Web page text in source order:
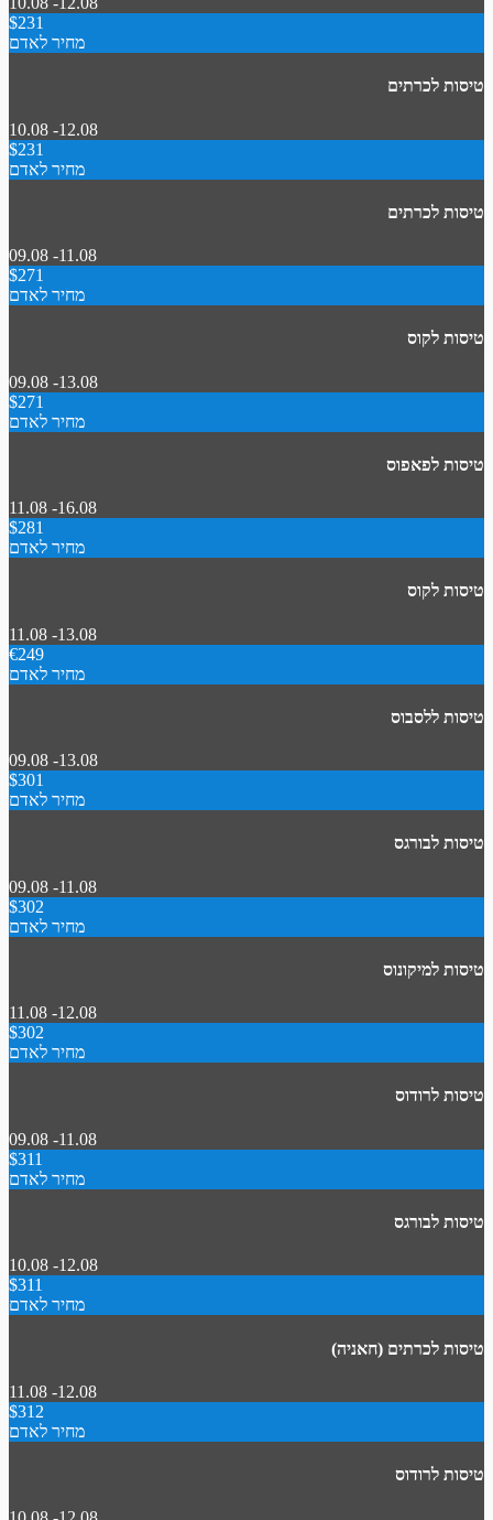
$231
מחיר לאדם
טיסות לכרתים
10.08 -12.08
$231
מחיר לאדם
טיסות לכרתים
09.08 -11.08
$271
מחיר לאדם
טיסות לקוס
09.08 -13.08
$271
מחיר לאדם
טיסות לפאפוס
11.08 -16.08
$281
מחיר לאדם
טיסות לקוס
11.08 -13.08
€249
מחיר לאדם
טיסות ללסבוס
09.08 -13.08
$301
מחיר לאדם
טיסות לבורגס
09.08 -11.08
$302
מחיר לאדם
טיסות למיקונוס
11.08 -12.08
$302
מחיר לאדם
טיסות לרודוס
09.08 -11.08
$311
מחיר לאדם
טיסות לבורגס
10.08 -12.08
$311
מחיר לאדם
טיסות לכרתים (חאניה)
11.08 -12.08
$312
מחיר לאדם
טיסות לרודוס